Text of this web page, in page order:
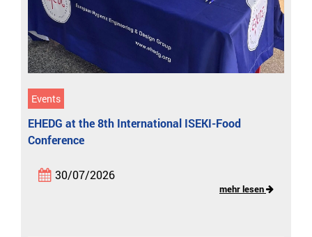
Events
EHEDG at the 8th International ISEKI-Food
Conference
30/07/2026
mehr lesen